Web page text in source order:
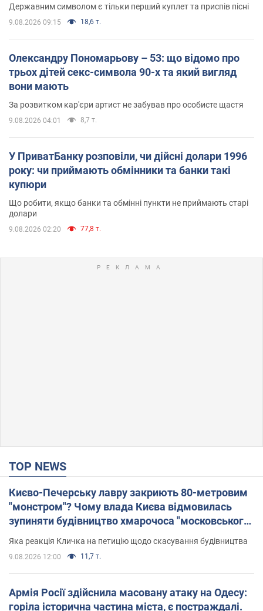
Державним символом є тільки перший куплет та приспів пісні
9.08.2026 09:15 18,6 т.
Олександру Пономарьову – 53: що відомо про
трьох дітей секс-символа 90-х та який вигляд
вони мають
За розвитком кар'єри артист не забував про особисте щастя
9.08.2026 04:01 8,7 т.
У ПриватБанку розповіли, чи дійсні долари 1996
року: чи приймають обмінники та банки такі
купюри
Що робити, якщо банки та обмінні пункти не приймають старі
долари
9.08.2026 02:20 77,8 т.
TOP NEWS
Києво-Печерську лавру закриють 80-метровим
"монстром"? Чому влада Києва відмовилась
зупиняти будівництво хмарочоса "московського
вірянина"
Яка реакція Кличка на петицію щодо скасування будівництва
9.08.2026 12:00 11,7 т.
Армія Росії здійснила масовану атаку на Одесу:
горіла історична частина міста, є постраждалі.